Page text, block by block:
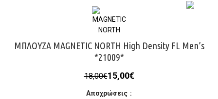
ΜΠΛΟΥΖΑ MAGNETIC NORTH High Density FL Men’s
*21009*
18,00€Original
was:
15,00€Η
Αποχρώσεις